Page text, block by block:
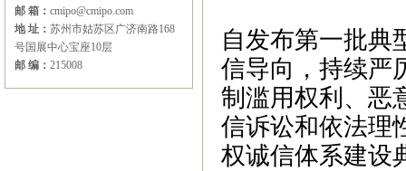
邮 箱： cmipo@cmipo.com
地 址： 苏州市姑苏区广济南路168
号国展中心宝座10层
邮 编： 215008
自发布第一批典
信导向，持续严
制滥用权利、恶
信诉讼和依法理
权诚信体系建设